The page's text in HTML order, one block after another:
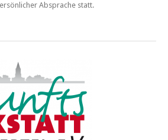
Absprache statt.